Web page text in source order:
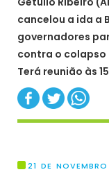
cancelou a ida a
governadores
contra o colapso
Terá reunião às
21 DE